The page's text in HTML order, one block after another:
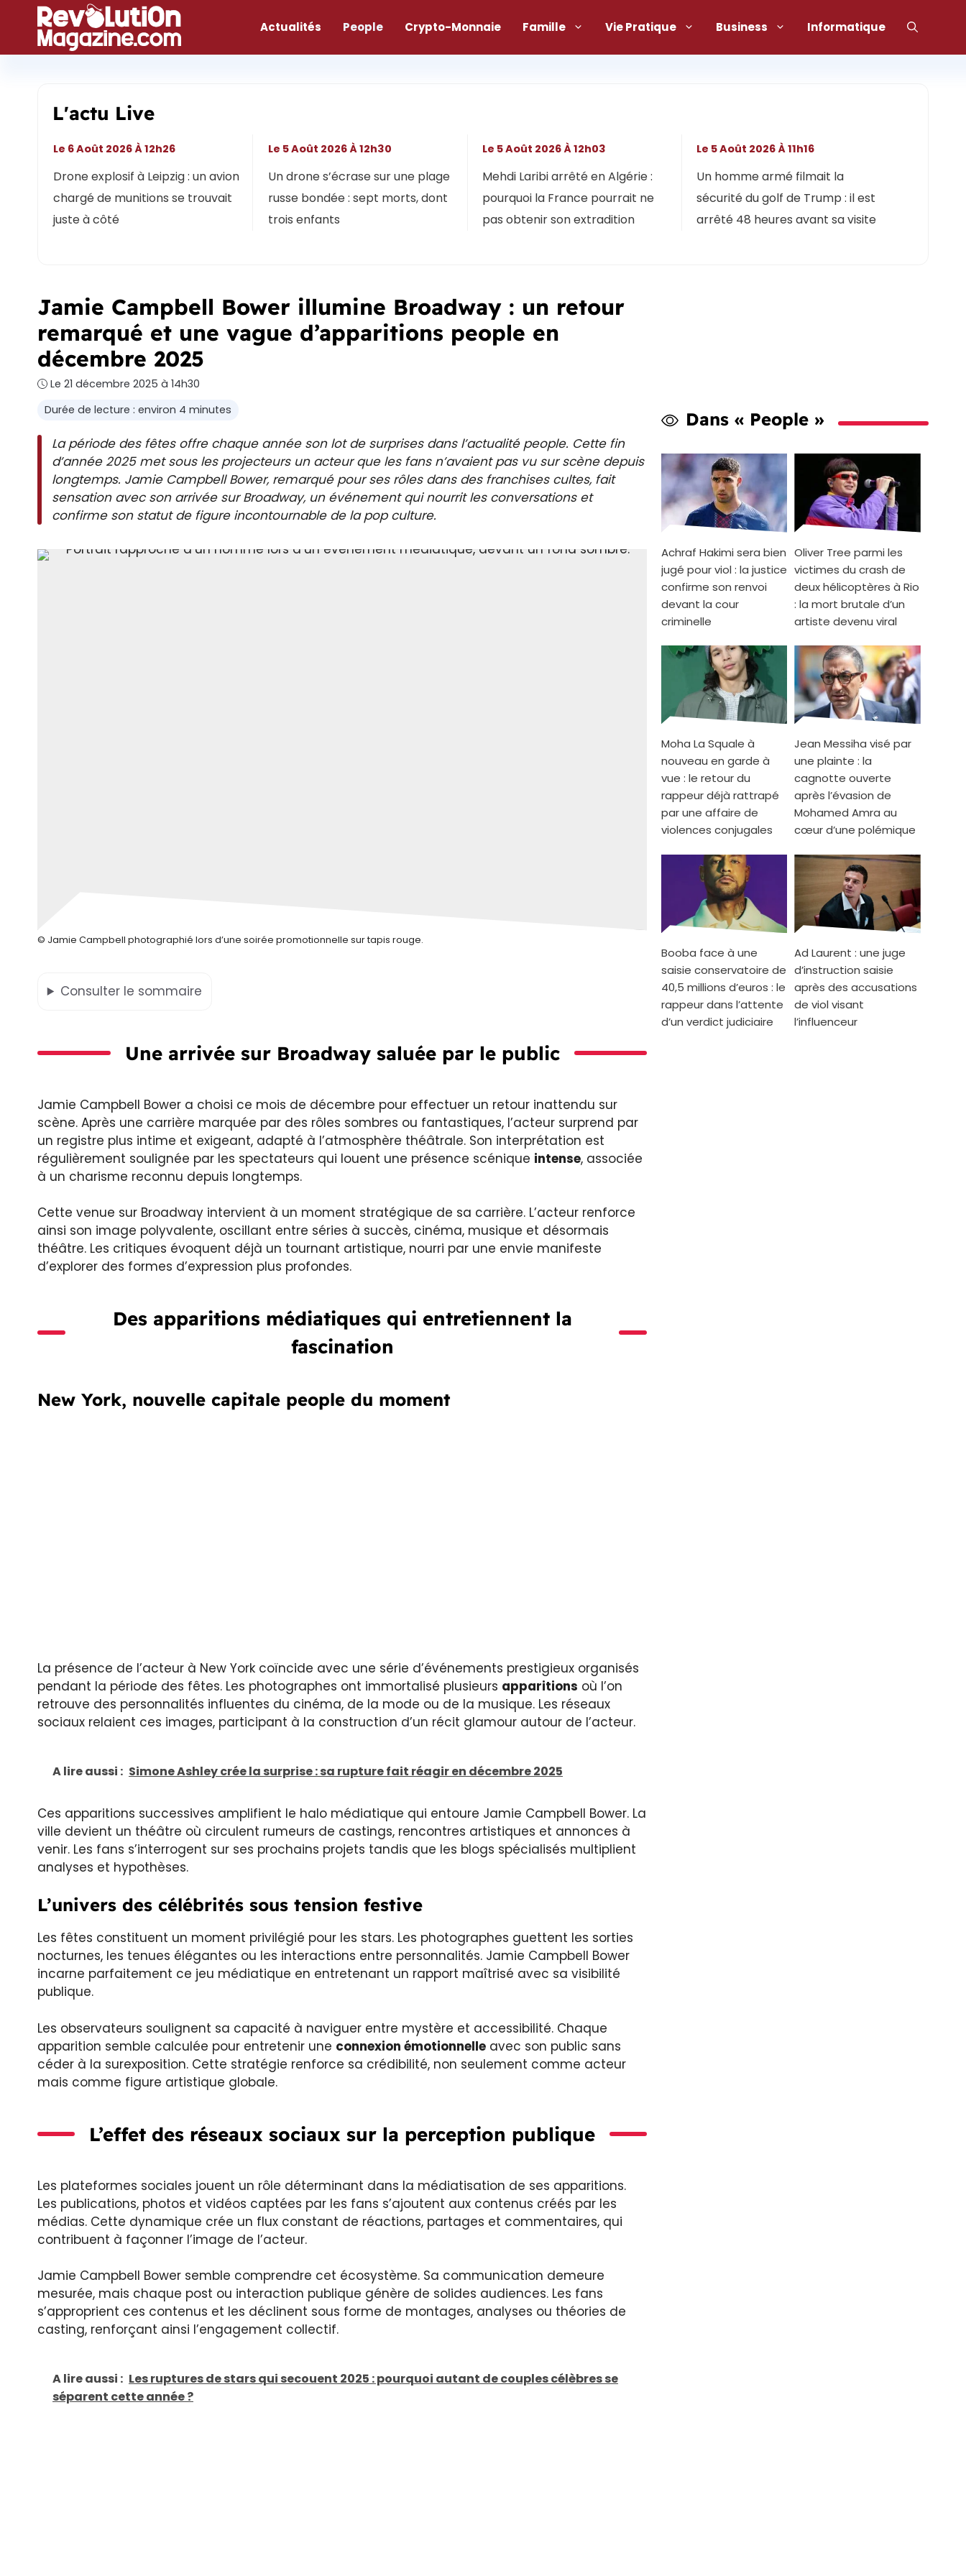
contenu
Actualités People Crypto-Monnaie Famille Vie Pratique Business Informatique
L'actu Live
Drone explosif à Leipzig : un avion
chargé de munitions se trouvait
juste à côté
Le 6 Août 2026 À 12h26
Un drone s’écrase sur une plage
russe bondée : sept morts, dont
trois enfants
Le 5 Août 2026 À 12h30
Mehdi Laribi arrêté en Algérie :
pourquoi la France pourrait ne
pas obtenir son extradition
Le 5 Août 2026 À 12h03
Un homme armé filmait la
sécurité du golf de Trump : il est
arrêté 48 heures avant sa visite
Le 5 Août 2026 À 11h16
Jamie Campbell Bower illumine Broadway : un retour
remarqué et une vague d’apparitions people en
décembre 2025
Le 21 décembre 2025 à 14h30
Durée de lecture : environ 4 minutes
La période des fêtes offre chaque année son lot de surprises dans l’actualité people. Cette fin
d’année 2025 met sous les projecteurs un acteur que les fans n’avaient pas vu sur scène depuis
longtemps. Jamie Campbell Bower, remarqué pour ses rôles dans des franchises cultes, fait
sensation avec son arrivée sur Broadway, un événement qui nourrit les conversations et
confirme son statut de figure incontournable de la pop culture.
© Jamie Campbell photographié lors d’une soirée promotionnelle sur tapis rouge.
Consulter le sommaire
Une arrivée sur Broadway saluée par le public
Jamie Campbell Bower a choisi ce mois de décembre pour effectuer un retour inattendu sur
scène. Après une carrière marquée par des rôles sombres ou fantastiques, l’acteur surprend par
un registre plus intime et exigeant, adapté à l’atmosphère théâtrale. Son interprétation est
régulièrement soulignée par les spectateurs qui louent une présence scénique intense, associée
à un charisme reconnu depuis longtemps.
Cette venue sur Broadway intervient à un moment stratégique de sa carrière. L’acteur renforce
ainsi son image polyvalente, oscillant entre séries à succès, cinéma, musique et désormais
théâtre. Les critiques évoquent déjà un tournant artistique, nourri par une envie manifeste
d’explorer des formes d’expression plus profondes.
Des apparitions médiatiques qui entretiennent la
fascination
New York, nouvelle capitale people du moment
La présence de l’acteur à New York coïncide avec une série d’événements prestigieux organisés
pendant la période des fêtes. Les photographes ont immortalisé plusieurs apparitions où l’on
retrouve des personnalités influentes du cinéma, de la mode ou de la musique. Les réseaux
sociaux relaient ces images, participant à la construction d’un récit glamour autour de l’acteur.
A lire aussi : Simone Ashley crée la surprise : sa rupture fait réagir en décembre 2025
Ces apparitions successives amplifient le halo médiatique qui entoure Jamie Campbell Bower. La
ville devient un théâtre où circulent rumeurs de castings, rencontres artistiques et annonces à
venir. Les fans s’interrogent sur ses prochains projets tandis que les blogs spécialisés multiplient
analyses et hypothèses.
L’univers des célébrités sous tension festive
Les fêtes constituent un moment privilégié pour les stars. Les photographes guettent les sorties
nocturnes, les tenues élégantes ou les interactions entre personnalités. Jamie Campbell Bower
incarne parfaitement ce jeu médiatique en entretenant un rapport maîtrisé avec sa visibilité
publique.
Les observateurs soulignent sa capacité à naviguer entre mystère et accessibilité. Chaque
apparition semble calculée pour entretenir une connexion émotionnelle avec son public sans
céder à la surexposition. Cette stratégie renforce sa crédibilité, non seulement comme acteur
mais comme figure artistique globale.
L’effet des réseaux sociaux sur la perception publique
Les plateformes sociales jouent un rôle déterminant dans la médiatisation de ses apparitions.
Les publications, photos et vidéos captées par les fans s’ajoutent aux contenus créés par les
médias. Cette dynamique crée un flux constant de réactions, partages et commentaires, qui
contribuent à façonner l’image de l’acteur.
Jamie Campbell Bower semble comprendre cet écosystème. Sa communication demeure
mesurée, mais chaque post ou interaction publique génère de solides audiences. Les fans
s’approprient ces contenus et les déclinent sous forme de montages, analyses ou théories de
casting, renforçant ainsi l’engagement collectif.
A lire aussi : Les ruptures de stars qui secouent 2025 : pourquoi autant de couples célèbres se
séparent cette année ?
Dans « People »
Achraf Hakimi sera bien
jugé pour viol : la justice
confirme son renvoi
devant la cour
criminelle
Oliver Tree parmi les
victimes du crash de
deux hélicoptères à Rio
: la mort brutale d’un
artiste devenu viral
Moha La Squale à
nouveau en garde à
vue : le retour du
rappeur déjà rattrapé
par une affaire de
violences conjugales
Jean Messiha visé par
une plainte : la
cagnotte ouverte
après l’évasion de
Mohamed Amra au
cœur d’une polémique
Booba face à une
saisie conservatoire de
40,5 millions d’euros : le
rappeur dans l’attente
d’un verdict judiciaire
Ad Laurent : une juge
d’instruction saisie
après des accusations
de viol visant
l’influenceur